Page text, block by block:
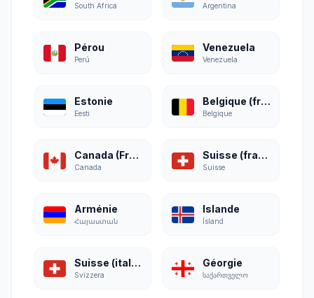
South Africa Argentina
Pérou
Perú
Venezuela
Venezuela
Estonie
Eesti
Belgique (français)
Belgique
Canada (Français)
Canada
Suisse (français)
Suisse
Arménie
Հայաստան
Islande
Ísland
Suisse (italien)
Svizzera
Géorgie
საქართველო